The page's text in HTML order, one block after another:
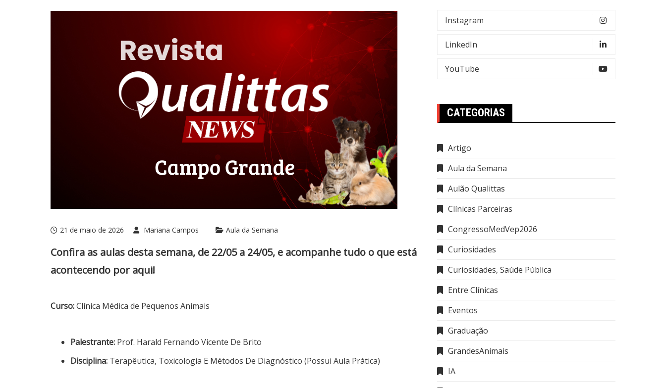
21 de maio de 2026 Mariana Campos Aula da Semana
Confira as aulas desta semana, de 22/05 a 24/05, e acompanhe tudo o que está
acontecendo por aqui!
Curso:Clínica Médica de Pequenos Animais
Palestrante: Prof. Harald Fernando Vicente De Brito
Disciplina: Terapêutica, Toxicologia E Métodos De Diagnóstico (Possui Aula Prática)
Instagram
LinkedIn
YouTube
CATEGORIAS
Artigo
Aula da Semana
Aulão Qualittas
Clínicas Parceiras
CongressoMedVep2026
Curiosidades
Curiosidades, Saúde Pública
Entre Clínicas
Eventos
Graduação
GrandesAnimais
IA